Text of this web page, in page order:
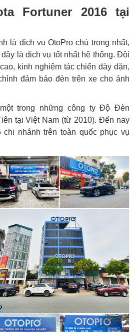
Fortuner 2016 tại
là dịch vụ OtoPro chú trọng nhất,
là dịch vụ tốt nhất hệ thống. Đội
kinh nghiệm tác chiến dày dặn,
đảm bảo đèn trên xe cho ánh
trong những công ty Độ Đèn
tại Việt Nam (từ 2010). Đến nay
chi nhánh trên toàn quốc phục vụ